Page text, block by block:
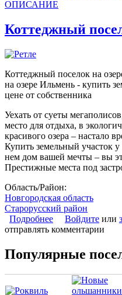
ОПИСАНИЕ
Коттеджный
Коттеджный поселок на
на озере Ильмень - купить
цене от собственника
Уехать от суеты
место для отдыха, в
красивого озера – настало
Купить земельный участок
нем дом вашей мечты – вы
Престижные места под
Область/Район:
Новгородская область
Старорусский район
Подробнее о Коттеджный
Войдите или
отправлять комментарии
Популярные